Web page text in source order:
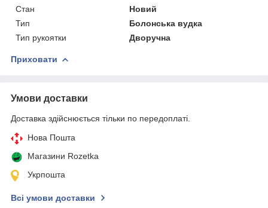
Стан
Новий
Тип
Болонська вудка
Тип рукоятки
Дворучна
Приховати
Умови доставки
Доставка здійснюється тільки по передоплаті.
Нова Пошта
Магазини Rozetka
Укрпошта
Всі умови доставки